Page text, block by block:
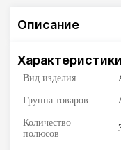
Описание
Характеристики
Вид изделия
Группа товаров
Количество
полюсов